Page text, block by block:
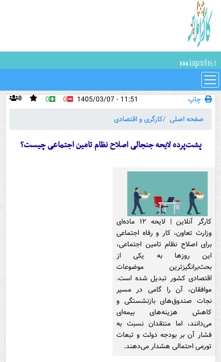
چاپ 0 0 0
11:51 - 1405/03/07
صفحه اصلی
کارگری و اقتصادی
پشت‌پرده لایحه جنجالی اصلاح نظام تامین اجتماعی چیست؟
کارگر آنلاین | لایحه ۱۲ ماده‌ای
وزارت تعاون، کار و رفاه اجتماعی
برای اصلاح نظام تامین اجتماعی،
این روزها به یکی از
بحث‌برانگیزترین موضوعات
اقتصادی کشور تبدیل شده است.
موافقان، آن را گامی در مسیر
نجات صندوق‌های بازنشستگی و
کاهش هزینه‌های بیمه‌ای
می‌دانند، اما منتقدان نسبت به
فشار آن بر بودجه دولت و تبعات
تورمی احتمالی هشدار می‌دهند.